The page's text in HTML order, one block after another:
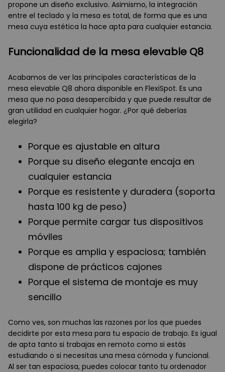
propone un diseño exclusivo. Asimismo, la integración
entre el teclado y la mesa es total, de forma que es una
mesa cuya estética la hace apta para cualquier estancia.
Funcionalidad de la mesa elevable Q8
Acabamos de ver las principales características de la
mesa elevable Q8 ahora disponible en FlexiSpot. Es una
mesa que no pasa desapercibida y que puede resultar de
gran utilidad en cualquier hogar. ¿Por qué deberías
elegirla?
Porque es ajustable en altura
Porque su diseño elegante encaja en
cualquier estancia
Porque es resistente y duradera (soporta
hasta 100 kg de peso)
Porque permite cargar tus dispositivos
móviles
Porque es amplia y espaciosa; también
dispone de prácticos cajones
Porque el sistema de montaje es muy
sencillo
Como ves, son muchas las razones por los que puedes
decidirte por esta mesa para tu espacio de trabajo. Es igual
de apta tanto si trabajas en remoto como si estás
estudiando o si necesitas una mesa cómoda y funcional.
Al ser tan espaciosa, puedes colocar tanto tu ordenador